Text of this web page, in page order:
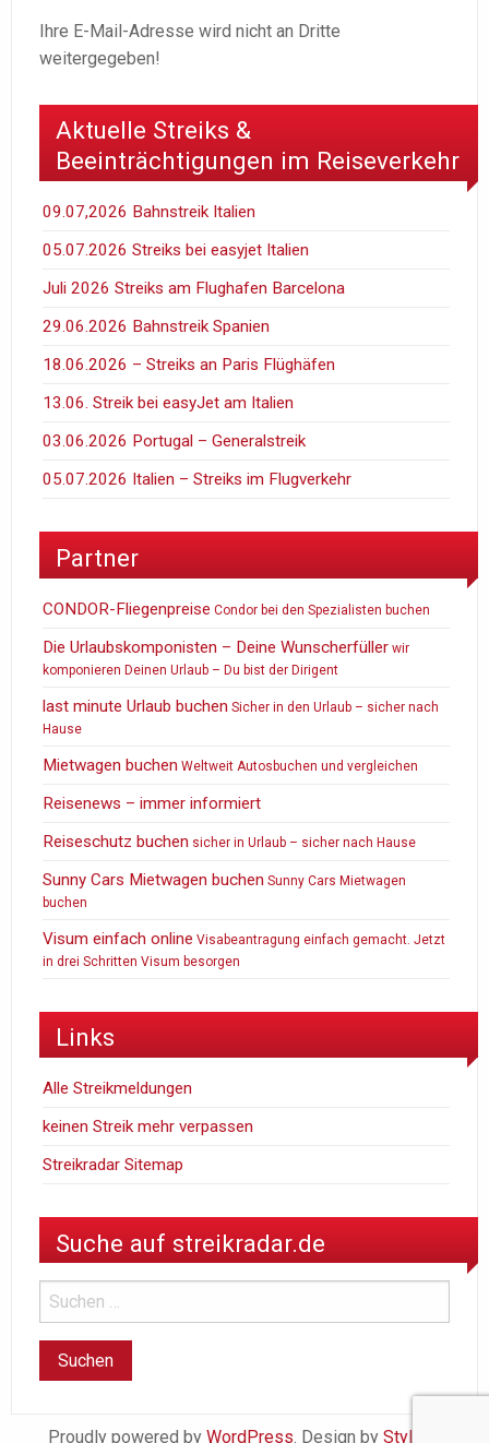
Ihre E-Mail-Adresse wird nicht an Dritte
weitergegeben!
Aktuelle Streiks &
Beeinträchtigungen im Reiseverkehr
09.07,2026 Bahnstreik Italien
05.07.2026 Streiks bei easyjet Italien
Juli 2026 Streiks am Flughafen Barcelona
29.06.2026 Bahnstreik Spanien
18.06.2026 – Streiks an Paris Flüghäfen
13.06. Streik bei easyJet am Italien
03.06.2026 Portugal – Generalstreik
05.07.2026 Italien – Streiks im Flugverkehr
Partner
CONDOR-Fliegenpreise Condor bei den Spezialisten buchen
Die Urlaubskomponisten – Deine Wunscherfüller wir
komponieren Deinen Urlaub – Du bist der Dirigent
last minute Urlaub buchen Sicher in den Urlaub – sicher nach
Hause
Mietwagen buchen Weltweit Autosbuchen und vergleichen
Reisenews – immer informiert
Reiseschutz buchen sicher in Urlaub – sicher nach Hause
Sunny Cars Mietwagen buchen Sunny Cars Mietwagen
buchen
Visum einfach online Visabeantragung einfach gemacht. Jetzt
in drei Schritten Visum besorgen
Links
Alle Streikmeldungen
keinen Streik mehr verpassen
Streikradar Sitemap
Suche auf streikradar.de
Proudly powered by WordPress. Design by StylishWP